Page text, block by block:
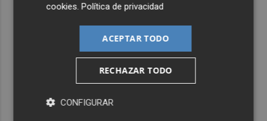
cookies .Política de privacidad
ACEPTAR TODO
RECHAZAR TODO
CONFIGURAR